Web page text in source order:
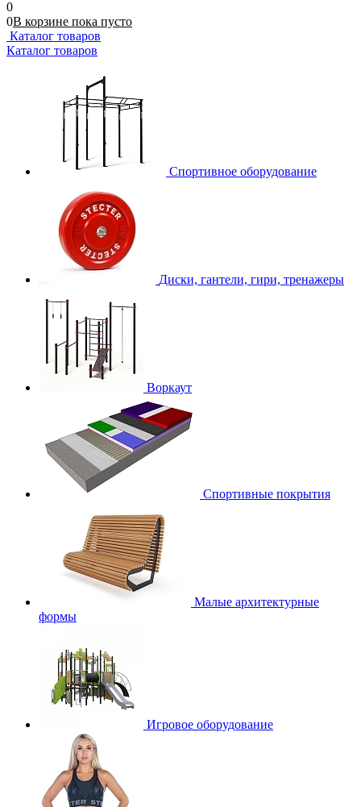
0
0В корзине пока пусто
Каталог товаров
Каталог товаров
Спортивное оборудование
Диски, гантели, гири, тренажеры
Воркаут
Спортивные покрытия
Малые архитектурные
формы
Игровое оборудование